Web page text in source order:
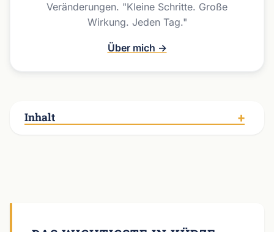
Veränderungen. "Kleine Schritte. Große
Wirkung. Jeden Tag."
Über mich →
Inhalt